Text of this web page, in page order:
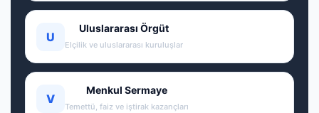
U
Uluslararası Örgüt
Elçilik ve uluslararası kuruluşlar
V
Menkul Sermaye
Temettü, faiz ve iştirak kazançları